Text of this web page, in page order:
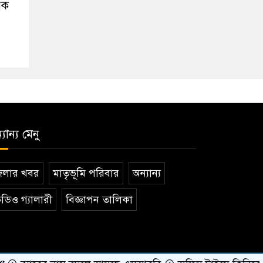
মেনু
খবর মাতৃভূমি পরিবার অন্যান্য
গ্যালারী বিজ্ঞাপন তালিকা